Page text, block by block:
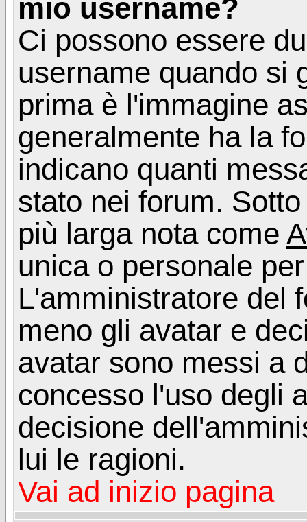
mio username?
Ci possono essere
username quando si
prima è l'immagine
generalmente ha la
indicano quanti
stato nei forum.
più larga nota come
unica o personale
L'amministratore del
meno gli avatar e
avatar sono messi a
concesso l'uso degli
decisione
lui le ragioni.
Vai ad inizio pagina